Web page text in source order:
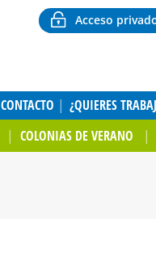
Acceso
CONTACTO ¿QUIERES
COLONIAS DE VERANO